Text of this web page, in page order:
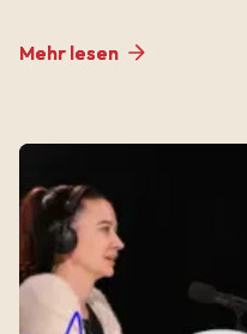
Mehr lesen